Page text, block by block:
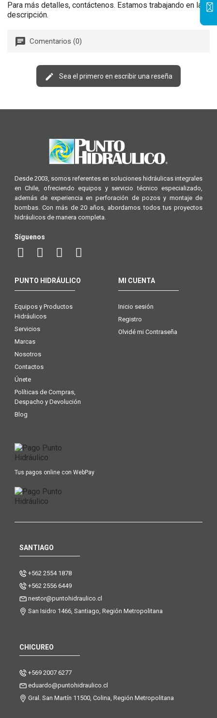
Para más detalles, contáctenos. Estamos trabajando en la
descripción.
Comentarios (0)
Sea el primero en escribir una reseña
Desde 2003, somos referentes en soluciones hidráulicas integrales
en Chile, ofreciendo equipos y servicio técnico especializado,
además de experiencia en perforación de pozos y montaje de
bombas. Con más de 20 años, abordamos todos tus proyectos
hidráulicos de manera completa.
Síguenos
PUNTO HIDRÁULICO
Equipos y Productos
Hidráulicos
Servicios
Marcas
Nosotros
Contactos
Únete
Políticas de Compras,
Despacho y Devolución
Blog
MI CUENTA
Inicio sesión
Registro
Olvidé mi Contraseña
Tus pagos online con WebPay
SANTIAGO
+562 2554 1878
+562 2556 6449
nestor@puntohidraulico.cl
San Isidro 1466, Santiago, Región Metropolitana
CHICUREO
+569 2007 6277
eduardo@puntohidraulico.cl
Gral. San Martín 11500, Colina, Región Metropolitana